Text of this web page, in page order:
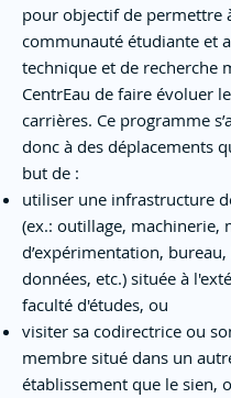
pour objectif de permettre
communauté étudiante et
technique et de recherche
CentrEau de faire évoluer
carrières. Ce programme
donc à des déplacements
but de :
utiliser une infrastructure
(ex.: outillage, machinerie,
d’expérimentation, bureau,
données, etc.) située à
faculté d'études, ou
visiter sa codirectrice ou
membre situé dans un
établissement que le sien,